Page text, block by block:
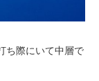
ち際にいて中層で